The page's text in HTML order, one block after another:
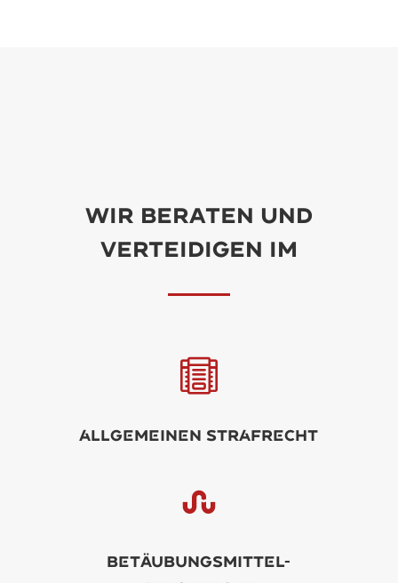
Wir beraten und
verteidigen im

llgminN Strfrcht

Btäubungsmittl-